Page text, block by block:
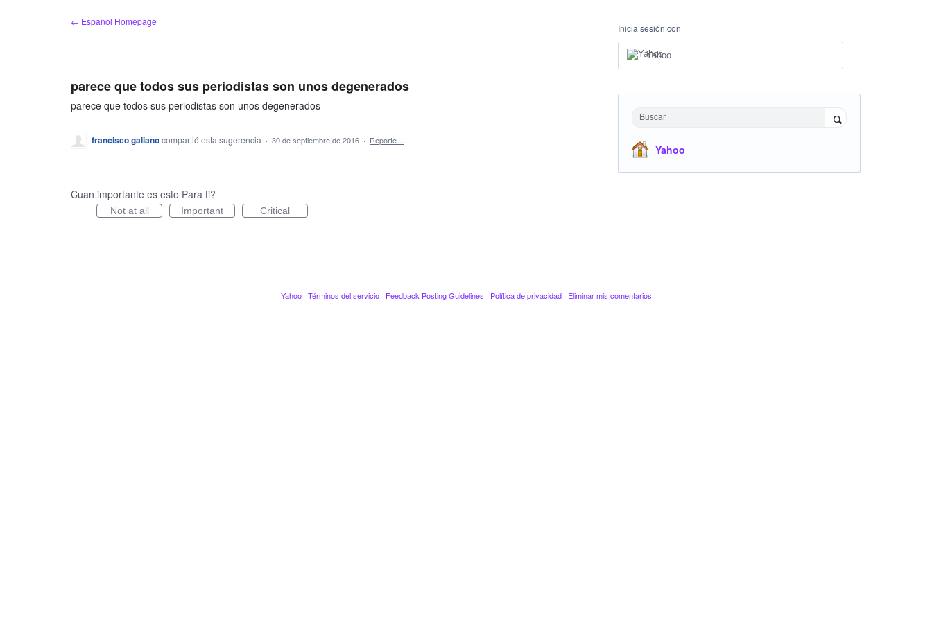
← Español Homepage
parece que todos sus periodistas son unos degenerados
parece que todos sus periodistas son unos degenerados
francisco galianocompartió esta sugerencia · 30 de septiembre de 2016 · Reporte…
Cuan importante es esto Para ti?
Not at all Important Critical
Inicia sesión con
Yahoo
Buscar
Yahoo
Yahoo · Términos del servicio · Feedback Posting Guidelines · Política de privacidad · Eliminar mis comentarios